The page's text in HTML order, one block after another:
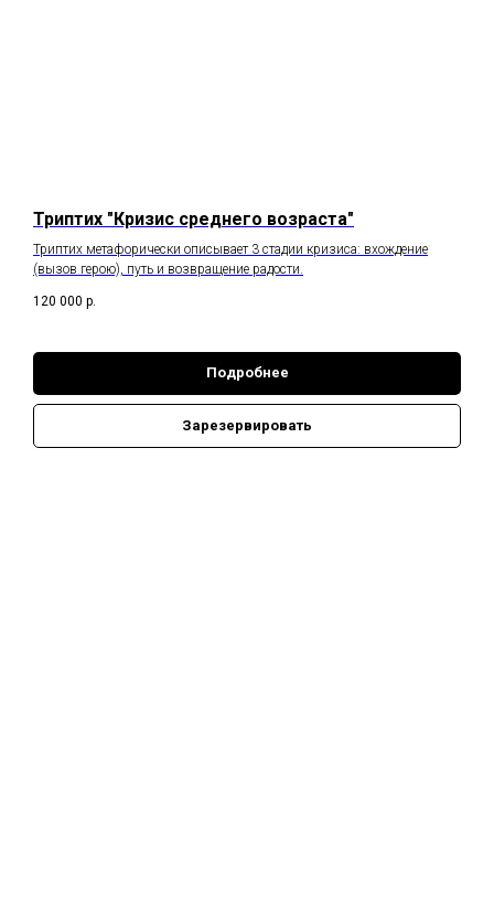
Триптих "Кризис среднего возраста"
Триптих метафорически описывает 3 стадии кризиса: вхождение
(вызов герою), путь и возвращение радости.
120 000 р.
Подробнее
Зарезервировать